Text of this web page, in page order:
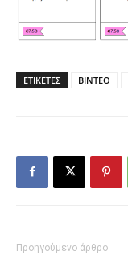
ΕΤΙΚΕΤΕΣ ΒΙΝΤΕΟ
Προηγούμενο άρθρο